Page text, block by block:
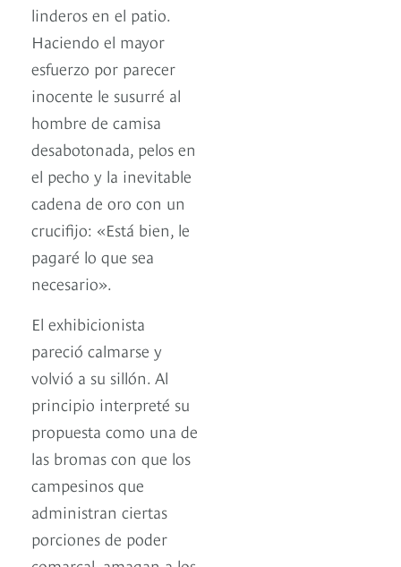
linderos en el patio.
Haciendo el mayor
esfuerzo por parecer
inocente le susurré al
hombre de camisa
desabotonada, pelos en
el pecho y la inevitable
cadena de oro con un
crucifijo: «Está bien, le
pagaré lo que sea
necesario».
El exhibicionista
pareció calmarse y
volvió a su sillón. Al
principio interpreté su
propuesta como una de
las bromas con que los
campesinos que
administran ciertas
porciones de poder